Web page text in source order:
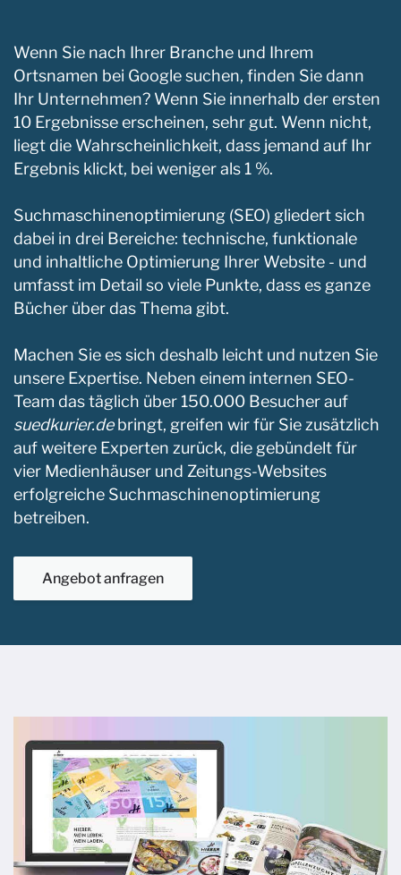
Wenn Sie nach Ihrer Branche und Ihrem
Ortsnamen bei Google suchen, finden Sie dann
Ihr Unternehmen? Wenn Sie innerhalb der ersten
10 Ergebnisse erscheinen, sehr gut. Wenn nicht,
liegt die Wahrscheinlichkeit, dass jemand auf Ihr
Ergebnis klickt, bei weniger als 1 %. ​
Suchmaschinenoptimierung (SEO) gliedert sich
dabei in drei Bereiche: technische, funktionale
und inhaltliche Optimierung Ihrer Website - und
umfasst im Detail so viele Punkte, dass es ganze
Bücher über das Thema gibt. ​
Machen Sie es sich deshalb leicht und nutzen Sie
unsere Expertise. Neben einem internen SEO-
Team das täglich über 150.000 Besucher auf
suedkurier.debringt, greifen wir für Sie zusätzlich
auf weitere Experten zurück, die gebündelt für
vier Medienhäuser und Zeitungs-Websites
erfolgreiche Suchmaschinenoptimierung
betreiben.
Angebot anfragen